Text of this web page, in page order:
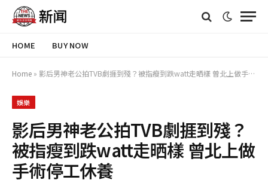
HOME BUY NOW
Home » 影后男神老公拍TVB劇捱到殘？被指瘦到跌watt走晒樣 曾北上做手術停工休養
娛樂
影后男神老公拍TVB劇捱到殘？
被指瘦到跌watt走晒樣 曾北上做
手術停工休養